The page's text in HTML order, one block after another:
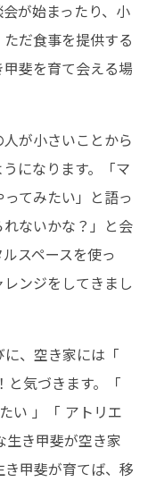
が始まったり、小
だ食事を提供する
斐を育て会える場
が小さいことから
になります。「マ
てみたい」と語っ
ないかな？」と会
スペースを使っ
ンジをしてきまし
、空き家には「
と気づきます。「
い 」「 アトリエ
生き甲斐が空き家
甲斐が育てば、移